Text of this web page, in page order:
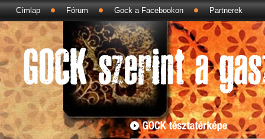
Címlap Fórum Gock a Facebookon Partnerek